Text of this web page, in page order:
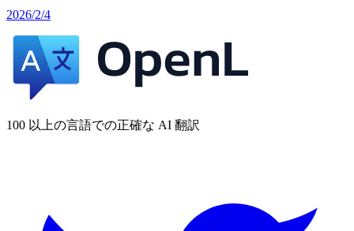
2026/2/4
100 以上の言語での正確な AI 翻訳